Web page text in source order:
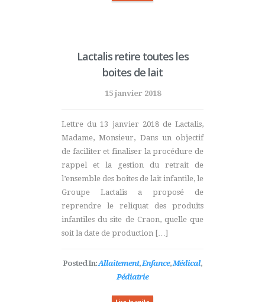
Lactalis retire toutes les
boites de lait
15 janvier 2018
Lettre du 13 janvier 2018 de Lactalis,
Madame, Monsieur, Dans un objectif
de faciliter et finaliser la procédure de
rappel et la gestion du retrait de
l’ensemble des boîtes de lait infantile, le
Groupe Lactalis a proposé de
reprendre le reliquat des produits
infantiles du site de Craon, quelle que
soit la date de production […]
Posted In:Allaitement,Enfance,Médical,
Pédiatrie